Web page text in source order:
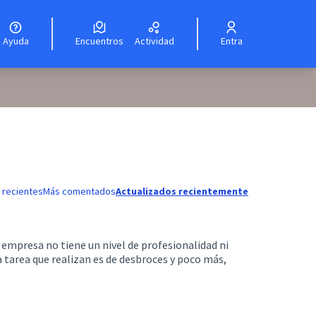
Ayuda Encuentros Actividad Entra
recientesMás comentadosActualizados recientemente
no tiene un nivel de profesionalidad ni
que realizan es de desbroces y poco más,